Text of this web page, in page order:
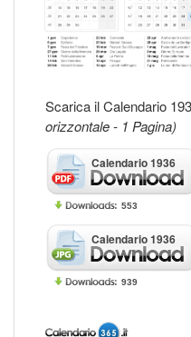
Scarica il Calendario
orizzontale - 1 Pagina)
Calendario 1936
553
Calendario 1936
939